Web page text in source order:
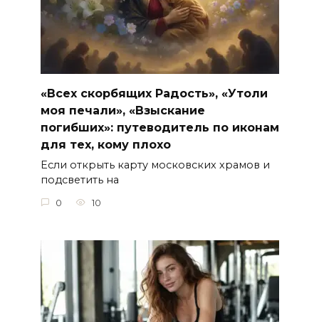
«Всех скорбящих Радость», «Утоли
моя печали», «Взыскание
погибших»: путеводитель по иконам
для тех, кому плохо
Если открыть карту московских храмов и
подсветить на
0 10